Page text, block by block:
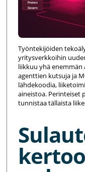
Työntekijöiden
yritysverkkoihin
liikkuu yhä
agenttien kutsuja ja
lähdekoodia,
aineistoa. Perinteiset
tunnistaa tällaista